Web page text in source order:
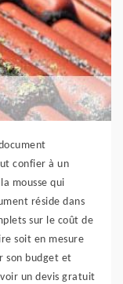
confier à un
mousse qui
réside dans
sur le coût de
soit en mesure
son budget et
un devis gratuit